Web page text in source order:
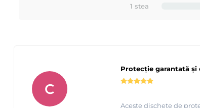
1 stea
Protecție garantată și
Aceste dischete de
C